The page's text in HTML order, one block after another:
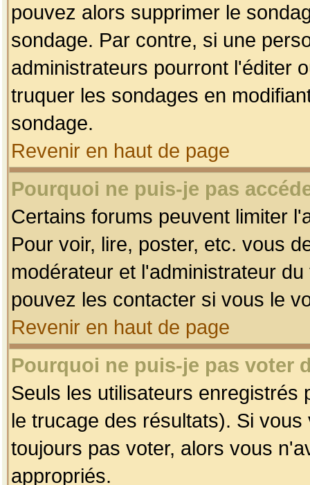
pouvez alors supprimer le
sondage. Par contre, si une
administrateurs pourront l'éditer
truquer les sondages en
sondage.
Revenir en haut de page
Pourquoi ne puis-je pas
Certains forums peuvent limiter
Pour voir, lire, poster, etc. vous
modérateur et l'administrateur
pouvez les contacter si vous le
Revenir en haut de page
Pourquoi ne puis-je pas voter
Seuls les utilisateurs enregistrés
le trucage des résultats). Si
toujours pas voter, alors vous
appropriés.